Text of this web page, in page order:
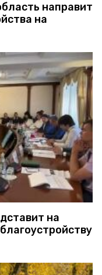
направит
на
на